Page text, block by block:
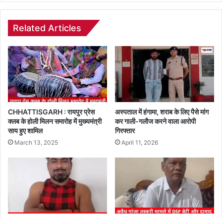
Related Articles
CHHATTISGARH : रायपुर प्रेस
क्लब के होली मिलन समारोह में मुख्यमंत्री
साय हुए शामिल
March 13, 2025
अस्पताल में हंगामा, शराब के लिए पैसे मांग
कर गाली-गलौज करने वाला आरोपी
गिरफ्तार
April 11, 2026